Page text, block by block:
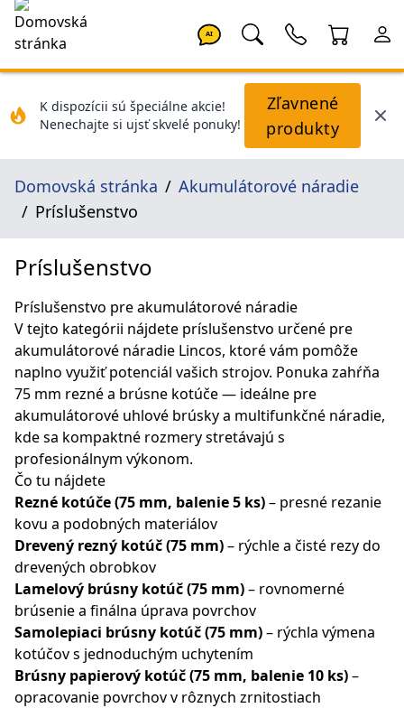
AI
K dispozícii sú špeciálne akcie!
Nenechajte si ujsť skvelé ponuky!
Zľavnené
produkty
Domovská stránka
Akumulátorové náradie
Príslušenstvo
Príslušenstvo
Príslušenstvo pre akumulátorové náradie
V tejto kategórii nájdete príslušenstvo určené pre
akumulátorové náradie Lincos, ktoré vám pomôže
naplno využiť potenciál vašich strojov. Ponuka zahŕňa
75 mm rezné a brúsne kotúče — ideálne pre
akumulátorové uhlové brúsky a multifunkčné náradie,
kde sa kompaktné rozmery stretávajú s
profesionálnym výkonom.
Čo tu nájdete
Rezné kotúče (75 mm, balenie 5 ks)– presné rezanie
kovu a podobných materiálov
Drevený rezný kotúč (75 mm)– rýchle a čisté rezy do
drevených obrobkov
Lamelový brúsny kotúč (75 mm)– rovnomerné
brúsenie a finálna úprava povrchov
Samolepiaci brúsny kotúč (75 mm)– rýchla výmena
kotúčov s jednoduchým uchytením
Brúsny papierový kotúč (75 mm, balenie 10 ks)–
opracovanie povrchov v rôznych zrnitostiach